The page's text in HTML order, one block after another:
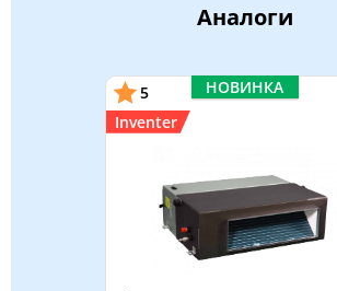
Аналоги
5
Inventer
НОВИНКА